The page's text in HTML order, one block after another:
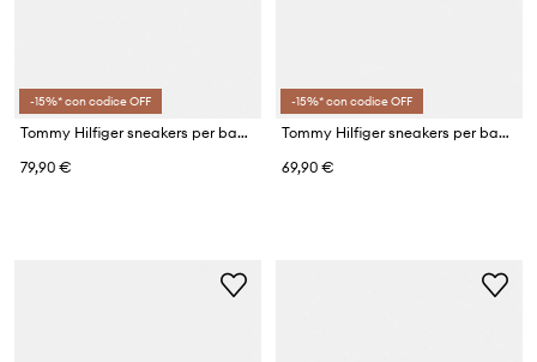
-15%* con codice OFF
Tommy Hilfiger sneakers per bambini
79,90 €
-15%* con codice OFF
Tommy Hilfiger sneakers per bambini
69,90 €